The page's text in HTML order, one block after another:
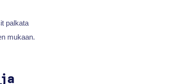
palkata
mukaan.